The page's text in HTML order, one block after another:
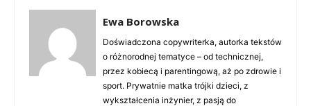
Ewa Borowska
Doświadczona copywriterka, autorka tekstów
o różnorodnej tematyce – od technicznej,
przez kobiecą i parentingową, aż po zdrowie i
sport. Prywatnie matka trójki dzieci, z
wykształcenia inżynier, z pasją do